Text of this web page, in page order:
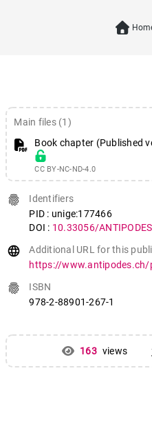
Main files (1)
Book chapter (Published
CC BY-NC-ND-4.0
fingerprint
Identifiers
PID : unige:177466
DOI : 10.33056/
language
Additional URL for this
https://
fingerprint
ISBN
978-2-88901-267-1
163 views